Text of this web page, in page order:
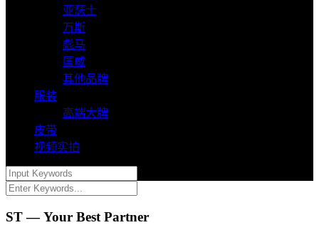
亚瑟士
万斯
彪马
匡威
其他品牌
服装
高端大牌
皮带
视频实拍
ST — Your Best Partner